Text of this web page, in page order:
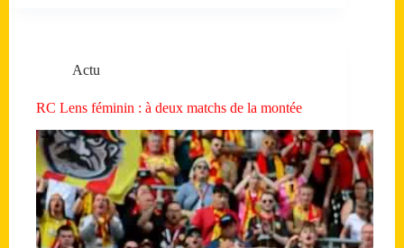
Actu
RC Lens féminin : à deux matchs de la montée